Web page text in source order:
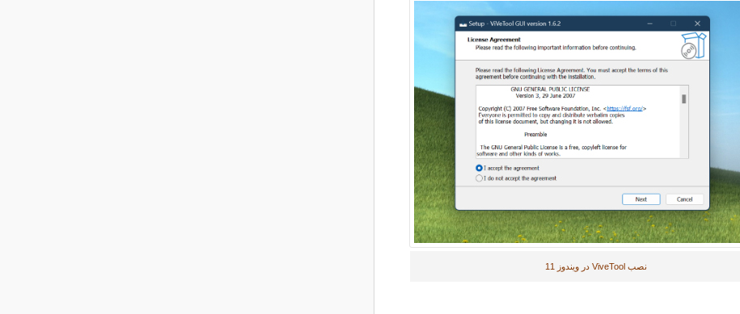
نصب ViveTool در ویندوز 11